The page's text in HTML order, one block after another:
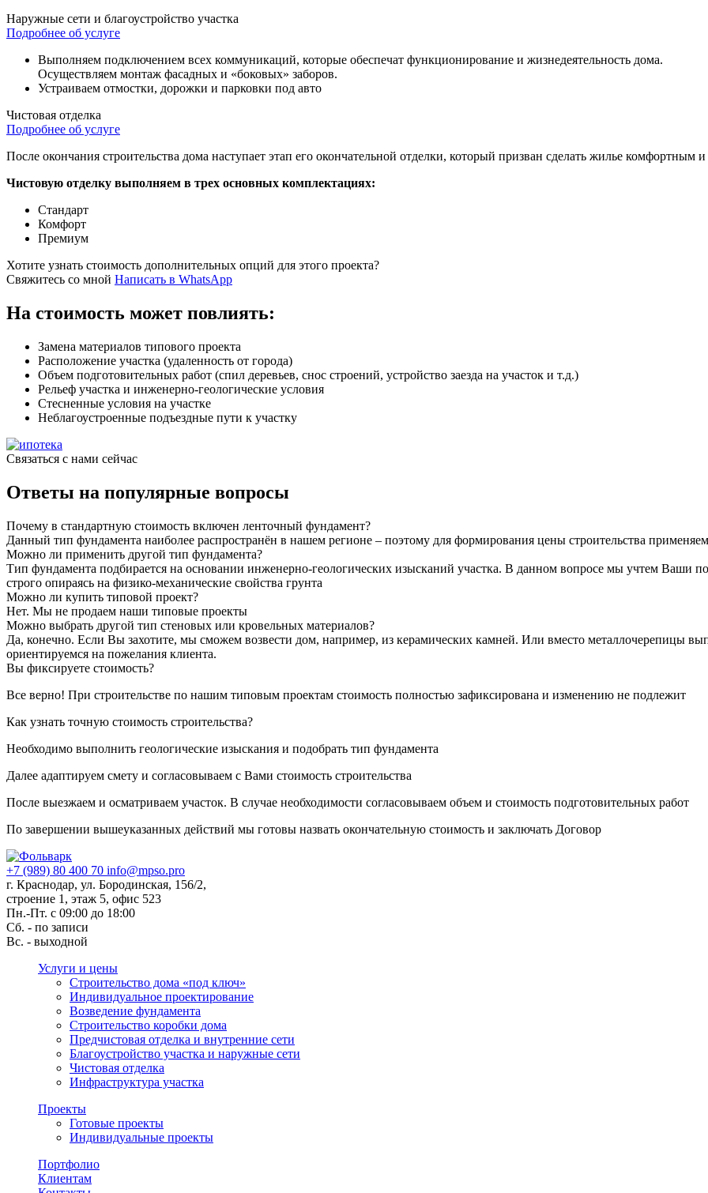
Наружные сети и благоустройство участка
Подробнее об услуге
Выполняем подключением всех коммуникаций, которые обеспечат функционирование и жизнедеятельность дома.
Осуществляем монтаж фасадных и «боковых» заборов.
Устраиваем отмостки, дорожки и парковки под авто
Чистовая отделка
Подробнее об услуге
После окончания строительства дома наступает этап его окончательной отделки, который призван сделать жилье комфортным
Чистовую отделку выполняем в трех основных комплектациях:
Стандарт
Комфорт
Премиум
Хотите узнать стоимость дополнительных опций для этого проекта?
Свяжитесь со мной Написать в WhatsApp
На стоимость может повлиять:
Замена материалов типового проекта
Расположение участка (удаленность от города)
Объем подготовительных работ (спил деревьев, снос строений, устройство заезда на участок и т.д.)
Рельеф участка и инженерно-геологические условия
Стесненные условия на участке
Неблагоустроенные подъездные пути к участку
Связаться с нами сейчас
Ответы на популярные вопросы
Почему в стандартную стоимость включен ленточный фундамент?
Данный тип фундамента наиболее распространён в нашем регионе – поэтому для формирования цены строительства
Можно ли применить другой тип фундамента?
Тип фундамента подбирается на основании инженерно-геологических изысканий участка. В данном вопросе мы учтем Ваши
строго опираясь на физико-механические свойства грунта
Можно ли купить типовой проект?
Нет. Мы не продаем наши типовые проекты
Можно выбрать другой тип стеновых или кровельных материалов?
Да, конечно. Если Вы захотите, мы сможем возвести дом, например, из керамических камней. Или вместо металлочерепицы
ориентируемся на пожелания клиента.
Вы фиксируете стоимость?
Все верно! При строительстве по нашим типовым проектам стоимость полностью зафиксирована и изменению не подлежит
Как узнать точную стоимость строительства?
Необходимо выполнить геологические изыскания и подобрать тип фундамента
Далее адаптируем смету и согласовываем с Вами стоимость строительства
После выезжаем и осматриваем участок. В случае необходимости согласовываем объем и стоимость подготовительных работ
По завершении вышеуказанных действий мы готовы назвать окончательную стоимость и заключать Договор
+7 (989) 80 400 70 info@mpso.pro
г. Краснодар, ул. Бородинская, 156/2,
строение 1, этаж 5, офис 523
Пн.-Пт. с 09:00 до 18:00
Сб. - по записи
Вс. - выходной
Услуги и цены
Строительство дома «под ключ»
Индивидуальное проектирование
Возведение фундамента
Строительство коробки дома
Предчистовая отделка и внутренние сети
Благоустройство участка и наружные сети
Чистовая отделка
Инфраструктура участка
Проекты
Готовые проекты
Индивидуальные проекты
Портфолио
Клиентам